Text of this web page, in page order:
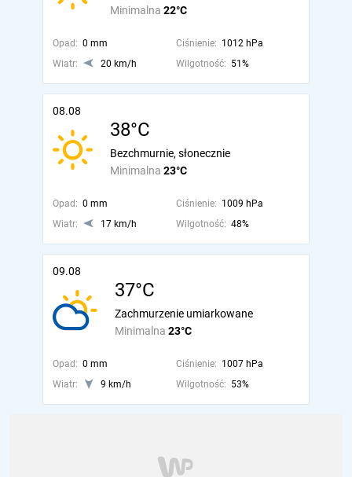
Minimalna 22°C
Opad: 0 mm Ciśnienie: 1012 hPa
Wiatr:
20 km/h Wilgotność: 51%
08.08
38°C
Minimalna 23°C
Bezchmurnie, słonecznie
Opad: 0 mm Ciśnienie: 1009 hPa
Wiatr:
17 km/h Wilgotność: 48%
09.08
37°C
Minimalna 23°C
Zachmurzenie umiarkowane
Opad: 0 mm Ciśnienie: 1007 hPa
Wiatr:
9 km/h Wilgotność: 53%